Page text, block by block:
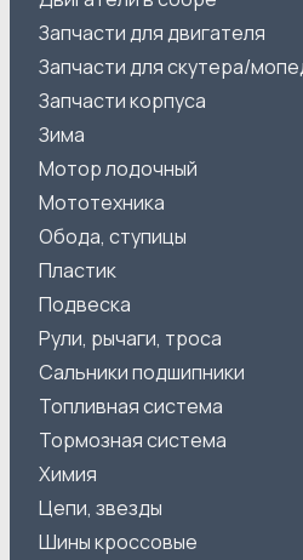
Запчасти для двигателя
Запчасти для скутера/
Запчасти корпуса
Зима
Мотор лодочный
Мототехника
Обода, ступицы
Пластик
Подвеска
Рули, рычаги, троса
Сальники подшипники
Топливная система
Тормозная система
Химия
Цепи, звезды
Шины кроссовые